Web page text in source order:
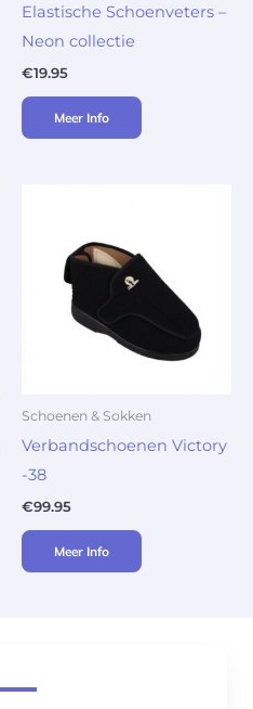
Elastische Schoenveters –
Neon collectie
€19.95
Meer Info
Schoenen & Sokken
Verbandschoenen Victory
-38
€99.95
Meer Info